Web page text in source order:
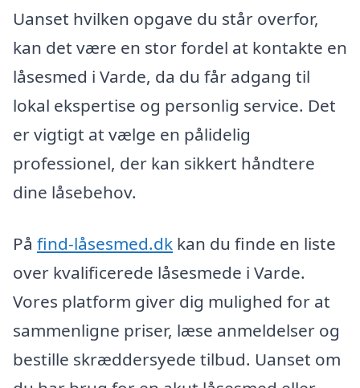
Uanset hvilken opgave du står overfor,
kan det være en stor fordel at kontakte en
låsesmed i Varde, da du får adgang til
lokal ekspertise og personlig service. Det
er vigtigt at vælge en pålidelig
professionel, der kan sikkert håndtere
dine låsebehov.
På find-låsesmed.dk kan du finde en liste
over kvalificerede låsesmede i Varde.
Vores platform giver dig mulighed for at
sammenligne priser, læse anmeldelser og
bestille skræddersyede tilbud. Uanset om